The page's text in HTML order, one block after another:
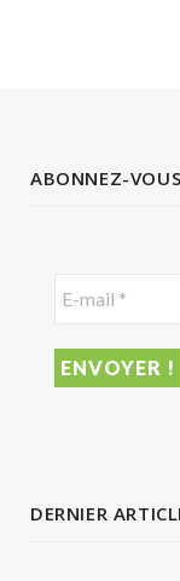
ABONNEZ-
DERNIER